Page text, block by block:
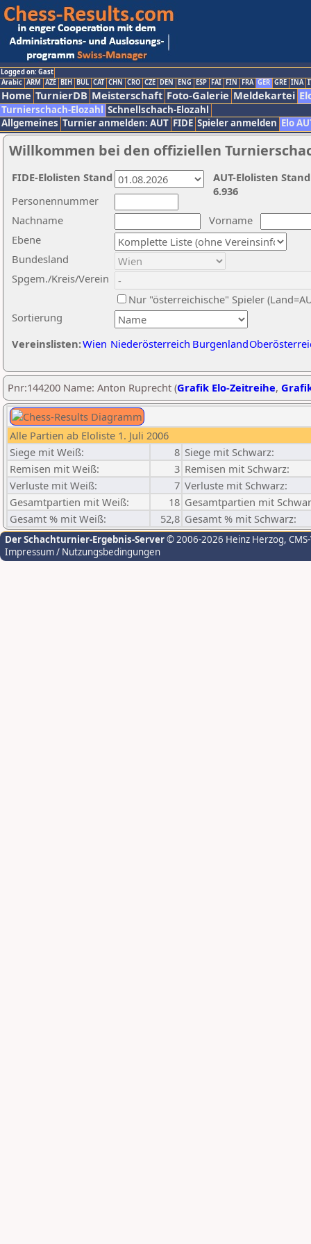
Logged on: Gast
Arabic ARM AZE BIH BUL CAT CHN CRO CZE DEN ENG ESP FAI FIN FRA GER GRE INA
Home TurnierDB Meisterschaft Foto-Galerie Meldekartei
Turnierschach-Elozahl Schnellschach-Elozahl
Allgemeines Turnier anmelden: AUT FIDE Spieler anmelden Elo
Willkommen bei den offiziellen
Nachname
Vorname
Ebene
Sortierung
Personennummer
Bundesland
Spgem./Kreis/Verein
Nur "österreichische" Spieler
Vereinslisten:Wien Niederösterreich Burgenland
AUT-Elolisten
6.936
FIDE-Elolisten Stand
Pnr:144200 Name: Anton Ruprecht (Grafik Elo-Zeitreihe,
Alle Partien ab Eloliste 1. Juli 2006
Siege mit Weiß:
8 Siege mit Schwarz:
Remisen mit Weiß:
3 Remisen mit Schwarz:
Verluste mit Weiß:
7 Verluste mit Schwarz:
Gesamtpartien mit Weiß:
18 Gesamtpartien mit
Gesamt % mit Weiß:
52,8 Gesamt % mit Schwarz:
Der Schachturnier-Ergebnis-Server© 2006-2026 Heinz Herzog,
Impressum / Nutzungsbedingungen